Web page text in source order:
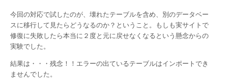
今回の対応で試したのが、壊れたテーブルを含め、別のデータベー
スに移行して見たらどうなるのか？ということ。もしも実サイトで
修復に失敗したら本当に２度と元に戻せなくなるという懸念からの
実験でした。
結果は・・・残念！！エラーの出ているテーブルはインポートでき
ませんでした。